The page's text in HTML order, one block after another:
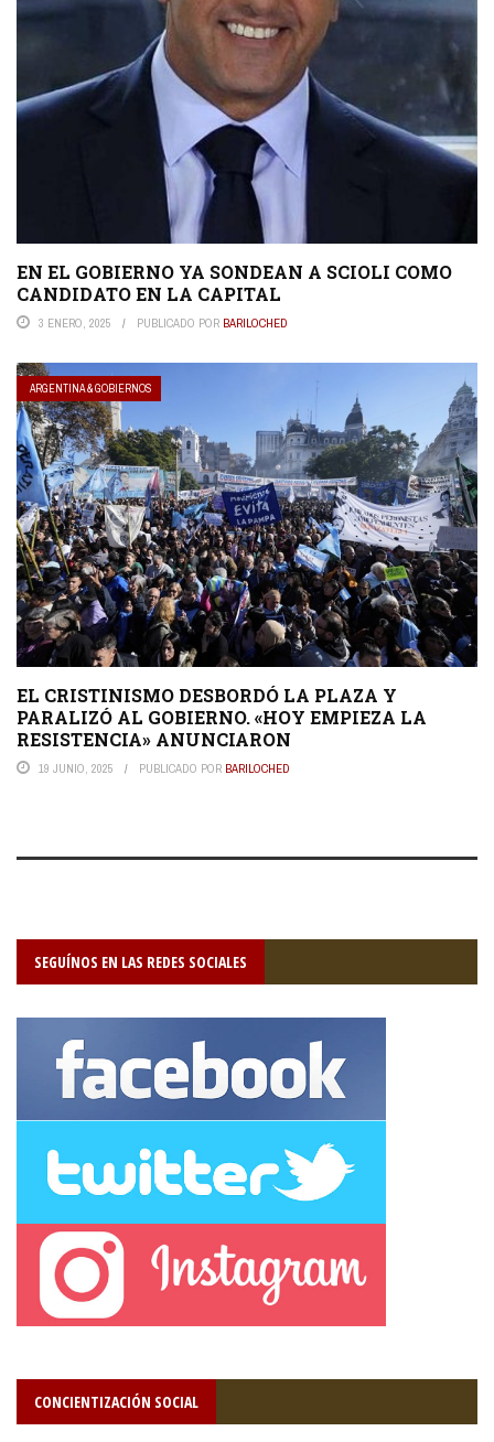
EN EL GOBIERNO YA SONDEAN A SCIOLI COMO
CANDIDATO EN LA CAPITAL
3 ENERO, 2025 PUBLICADO POR BARILOCHED
ARGENTINA & GOBIERNOS
EL CRISTINISMO DESBORDÓ LA PLAZA Y
PARALIZÓ AL GOBIERNO. «HOY EMPIEZA LA
RESISTENCIA» ANUNCIARON
19 JUNIO, 2025 PUBLICADO POR BARILOCHED
SEGUÍNOS EN LAS REDES SOCIALES
CONCIENTIZACIÓN SOCIAL